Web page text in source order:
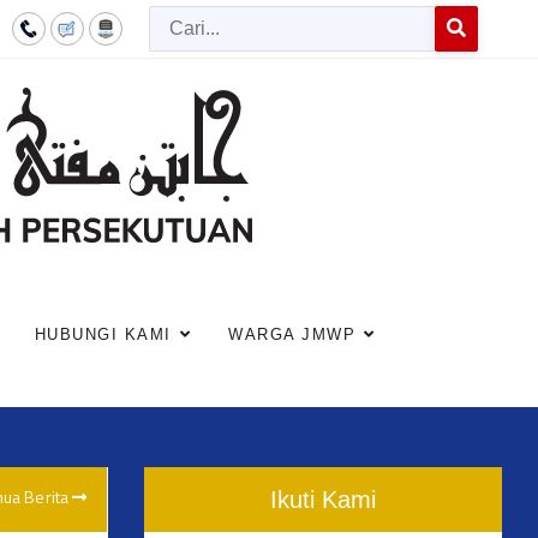
Cari
HUBUNGI KAMI WARGA JMWP
Berita Ikuti Kami